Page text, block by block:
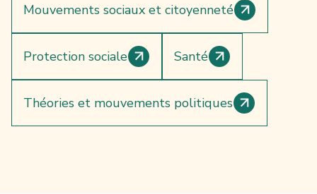
Mouvements sociaux et citoyenneté
Protection sociale Santé
Théories et mouvements politiques